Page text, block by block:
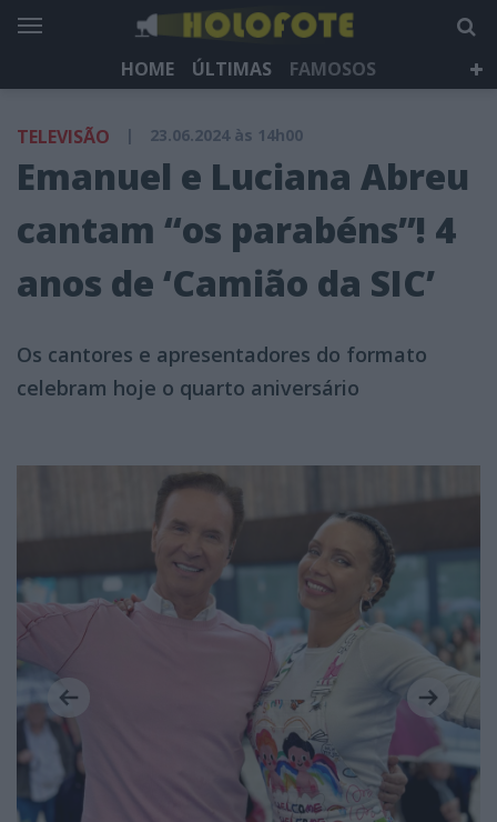
HOME ÚLTIMAS
FAMOSOS
HOLOFOTE TV
NEWSLETTER
TELEVISÃO | 23.06.2024 às 14h00
Emanuel e Luciana Abreu
cantam “os parabéns”! 4
anos de ‘Camião da SIC’
Os cantores e apresentadores do formato
celebram hoje o quarto aniversário